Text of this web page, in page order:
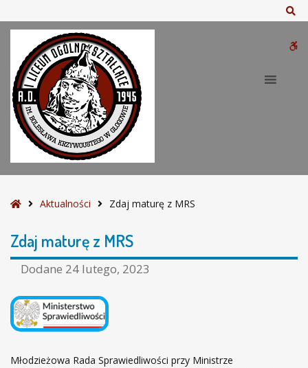
Z
S
o
n
g
ł
ó
n
Aktualności Zdaj maturę z MRS
Zdaj maturę z MRS
Dodane 24 lutego, 2023
Młodzieżowa Rada Sprawiedliwości przy Ministrze